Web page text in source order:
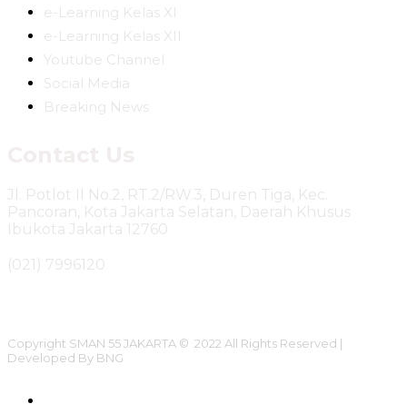
e-Learning Kelas XI
e-Learning Kelas XII
Youtube Channel
Social Media
Breaking News
Jl. Potlot II No.2, RT.2/RW.3, Duren Tiga, Kec.
Pancoran, Kota Jakarta Selatan, Daerah Khusus
Ibukota Jakarta 12760
(021) 7996120
Copyright SMAN 55 JAKARTA © 2022 All Rights Reserved |
Developed By BNG